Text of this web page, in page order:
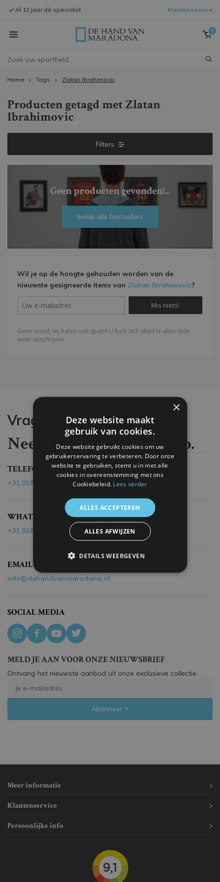
Al 12 jaar dé specialist Klantenservice
0
Home Tags Zlatan Ibrahimovic
Producten getagd met Zlatan
Ibrahimovic
Filters
Geen producten gevonden!...
bekijk alle bestsellers
Wil je op de hoogte gehouden worden van de
nieuwste gesigneerde items van Zlatan Ibrahimovic?
Vragen?
Neem contact met ons op.
TELEFOON
+31 (0)85 - 40 19 218
WHATSAPP
+31 (0)85 - 40 19 218
EMAIL
info@dehandvanmaradona.nl
SOCIAL MEDIA
MELD JE AAN VOOR ONZE NIEUWSBRIEF
Ontvang het nieuwste aanbod uit onze exclusieve collectie.
Abonneer
Meer informatie
Klantenservice
Persoonlijke info
×
Deze website maakt
gebruik van cookies.
Deze website gebruikt cookies om uw
gebruikerservaring te verbeteren. Door onze
website te gebruiken, stemt u in met alle
cookies in overeenstemming met ons
Cookiebeleid. Lees verder
ALLES ACCEPTEREN
ALLES AFWIJZEN
DETAILS WEERGEVEN